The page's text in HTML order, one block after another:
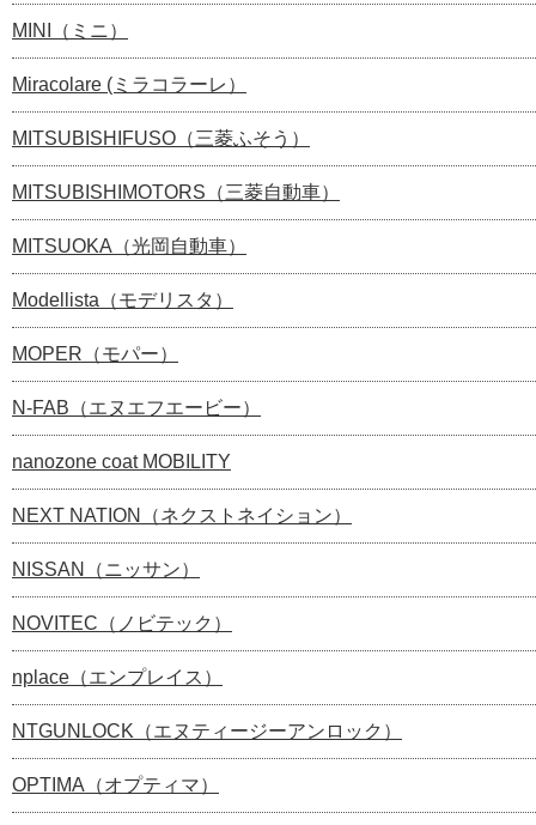
MINI（ミニ）
Miracolare (ミラコラーレ）
MITSUBISHIFUSO（三菱ふそう）
MITSUBISHIMOTORS（三菱自動車）
MITSUOKA（光岡自動車）
Modellista（モデリスタ）
MOPER（モパー）
N-FAB（エヌエフエービー）
nanozone coat MOBILITY
NEXT NATION（ネクストネイション）
NISSAN（ニッサン）
NOVITEC（ノビテック）
nplace（エンプレイス）
NTGUNLOCK（エヌティージーアンロック）
OPTIMA（オプティマ）